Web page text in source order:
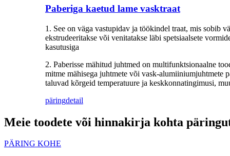
Paberiga kaetud lame vasktraat
1. See on väga vastupidav ja töökindel traat, mis sobib
ekstrudeeritakse või venitatakse läbi spetsiaalsete
kasutusiga
2. Paberisse mähitud juhtmed on multifunktsionaalne
mitme mähisega juhtmete või vask-alumiiniumjuhtmete
taluvad kõrgeid temperatuure ja keskkonnatingimusi,
päringdetail
Meie toodete või hinnakirja kohta
PÄRING KOHE